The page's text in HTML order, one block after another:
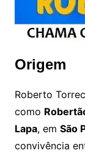
Origem
Roberto
como
Lapa, em São
convivência